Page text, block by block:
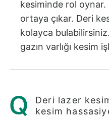
kesiminde rol oynar.
ortaya çıkar. Deri
kolayca
gazın varlığı kesim
Deri lazer
kesim